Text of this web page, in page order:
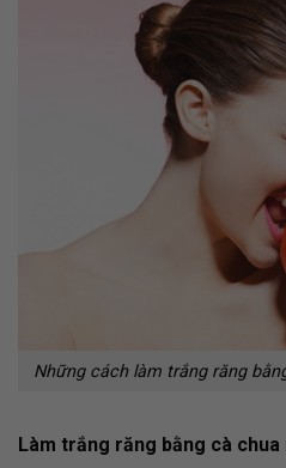
Những cách làm trắng răng
Làm trắng răng bằng cà